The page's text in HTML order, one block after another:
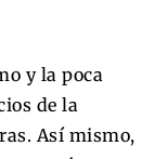
y la poca
de la
Así mismo,